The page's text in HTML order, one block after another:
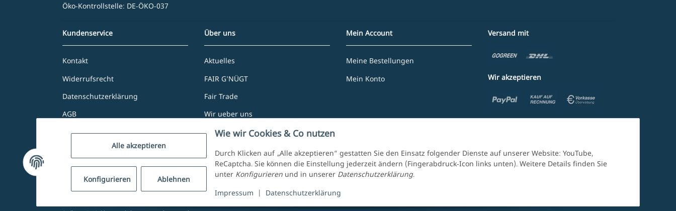
Alle akzeptieren
Konfigurieren Ablehnen
Wie wir Cookies & Co nutzen
Durch Klicken auf „Alle akzeptieren“ gestatten Sie den Einsatz folgender Dienste auf unserer Website: YouTube,
ReCaptcha. Sie können die Einstellung jederzeit ändern (Fingerabdruck-Icon links unten). Weitere Details finden Sie
unter Konfigurieren und in unserer Datenschutzerklärung.
Impressum
| Datenschutzerklärung
Öko-Kontrollstelle: DE-ÖKO-037
Kundenservice
Kontakt
Widerrufsrecht
Datenschutzerklärung
AGB
Zahlung und Versand
Über uns
Aktuelles
FAIR G'NÜGT
Fair Trade
Wir ueber uns
Unsere Partner
Mein Account
Meine Bestellungen
Mein Konto
Versand mit
Wir akzeptieren
Vertrag widerrufen